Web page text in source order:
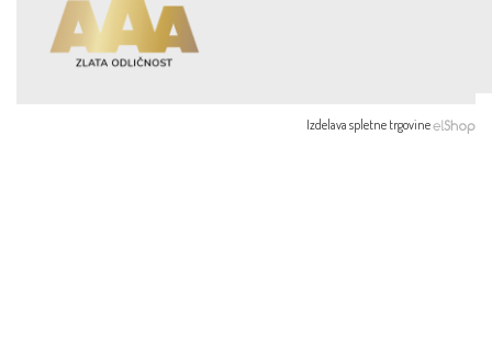
Izdelava spletne trgovine